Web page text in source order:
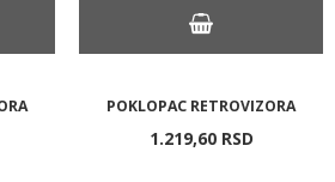
POKLOPAC RETROVIZORA
1.219,60 RSD